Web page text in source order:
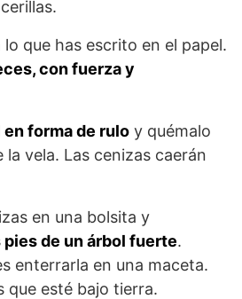
que has escrito en el papel.
con fuerza y
en forma de rulo y quémalo
la vela. Las cenizas caerán
en una bolsita y
de un árbol fuerte.
enterrarla en una maceta.
que esté bajo tierra.